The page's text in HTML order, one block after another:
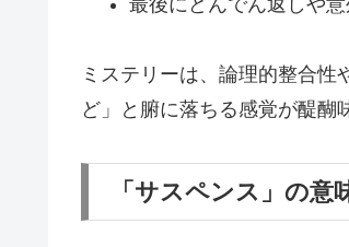
最後にどんでん返しや
ミステリーは、論理的整合性
ど」と腑に落ちる感覚が醍醐
「サスペンス」の意